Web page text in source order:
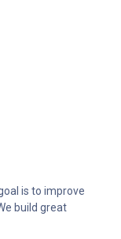
is to improve
build great